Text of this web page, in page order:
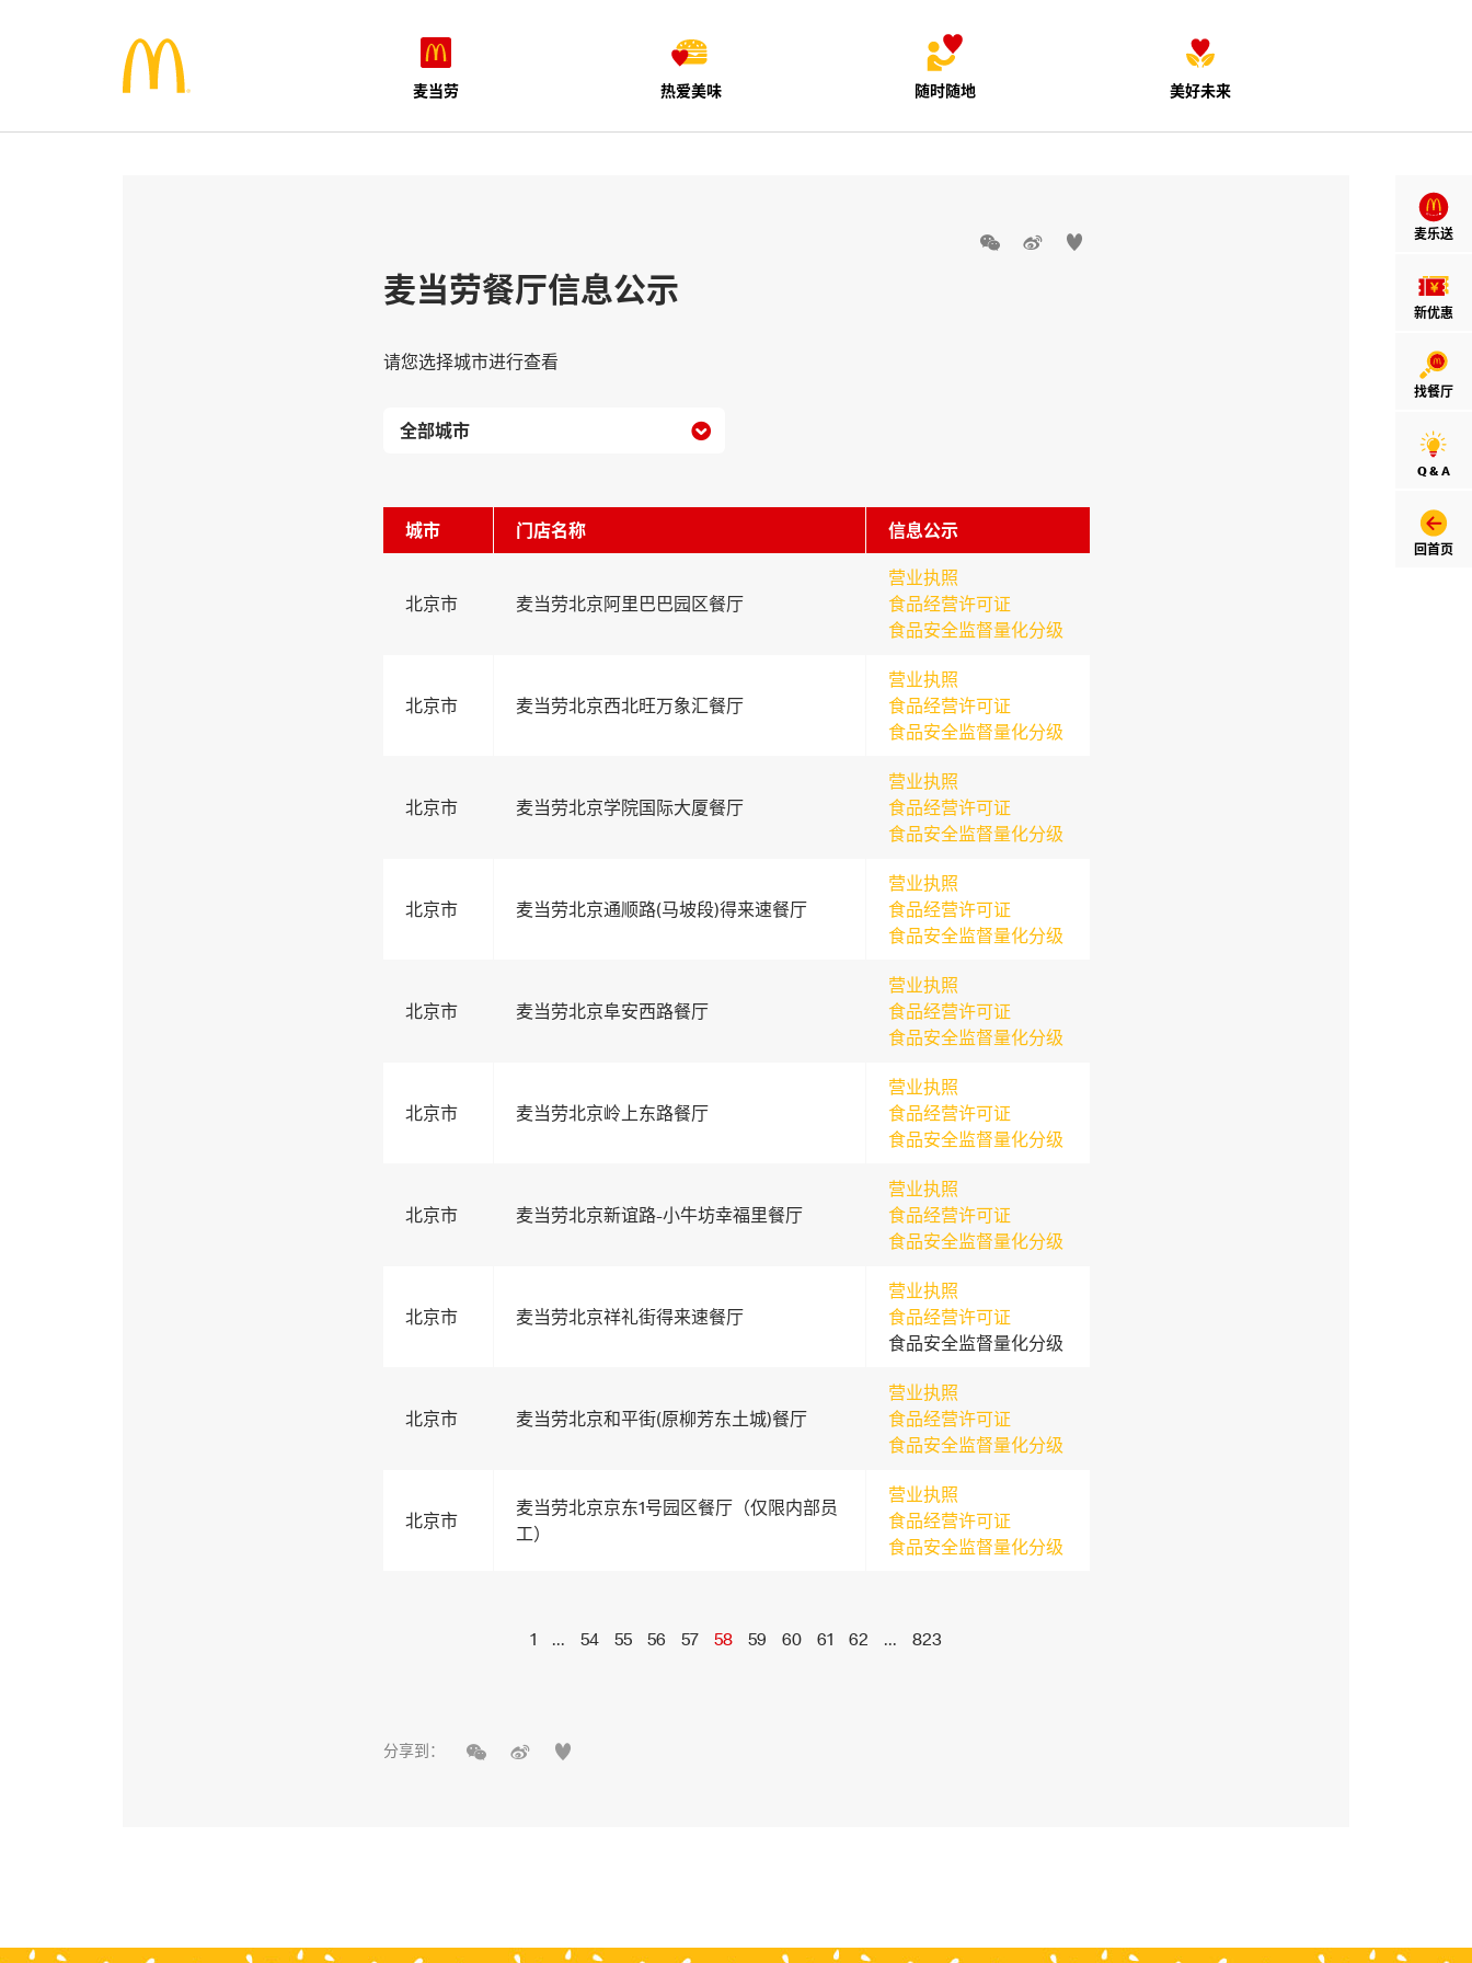
麦当劳 热爱美味 随时随地 美好未来
麦乐送
新优惠
找餐厅
Q & A
回首页
  
麦当劳餐厅信息公示
请您选择城市进行查看

城市 门店名称 信息公示
北京市 麦当劳北京阿里巴巴园区餐厅
营业执照
食品经营许可证
食品安全监督量化分级
北京市 麦当劳北京西北旺万象汇餐厅
营业执照
食品经营许可证
食品安全监督量化分级
北京市 麦当劳北京学院国际大厦餐厅
营业执照
食品经营许可证
食品安全监督量化分级
北京市 麦当劳北京通顺路(马坡段)得来速餐厅
营业执照
食品经营许可证
食品安全监督量化分级
北京市 麦当劳北京阜安西路餐厅
营业执照
食品经营许可证
食品安全监督量化分级
北京市 麦当劳北京岭上东路餐厅
营业执照
食品经营许可证
食品安全监督量化分级
北京市 麦当劳北京新谊路-小牛坊幸福里餐厅
营业执照
食品经营许可证
食品安全监督量化分级
北京市 麦当劳北京祥礼街得来速餐厅
营业执照
食品经营许可证
食品安全监督量化分级
北京市 麦当劳北京和平街(原柳芳东土城)餐厅
营业执照
食品经营许可证
食品安全监督量化分级
北京市
麦当劳北京京东1号园区餐厅（仅限内部员
工）
营业执照
食品经营许可证
食品安全监督量化分级
1 ... 54 55 56 57 58 59 60 61 62 ... 823
分享到：   